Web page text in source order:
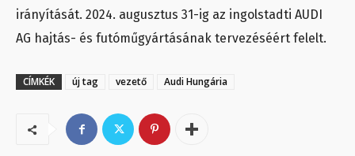
irányítását. 2024. augusztus 31-ig az ingolstadti AUDI
AG hajtás- és futóműgyártásának tervezéséért felelt.
CÍMKÉK új tag vezető Audi Hungária